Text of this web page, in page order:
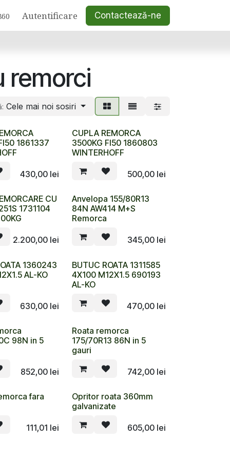
Autentificare Contactează-ne
remorci
Cele mai noi sosiri
1861337
430,00lei
CUPLA REMORCA
3500KG FI50 1860803
WINTERHOFF
500,00 lei
CU
1731104
2.200,00lei
Anvelopa 155/80R13
84N AW414 M+S
Remorca
345,00 lei
1360243
AL-KO
630,00lei
BUTUC ROATA 1311585
4X100 M12X1.5 690193
AL-KO
470,00 lei
98N in 5
852,00lei
Roata remorca
175/70R13 86N in 5
gauri
742,00 lei
fara
111,01 lei
Opritor roata 360mm
galvanizate
605,00 lei